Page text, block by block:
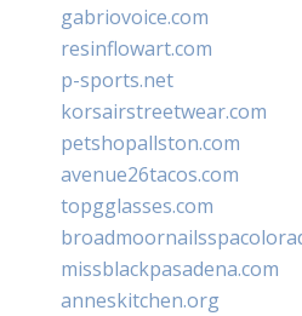
gabriovoice.com
resinflowart.com
p-sports.net
korsairstreetwear.com
petshopallston.com
avenue26tacos.com
topgglasses.com
missblackpasadena.com
anneskitchen.org